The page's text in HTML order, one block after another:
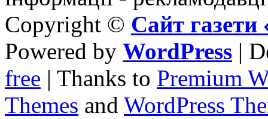
Copyright © Сайт
Powered by WordPress |
free | Thanks to Premium
Themes and WordPress